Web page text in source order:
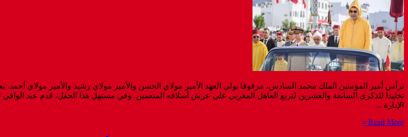
ترأس أمير المؤمنين الملك محمد السادس، مرفوقا بولي العهد الأمير مولاي الحسن والأمير مولاي رشيد والأمير مولاي أحمد،
تخليدا للذكرى السابعة والعشرين لتربع العاهل المغربي على عرش أسلافه المنعمين. وفي مستهل هذا الحفل، قدم عبد الوافي
الإدارة ...
Read More »